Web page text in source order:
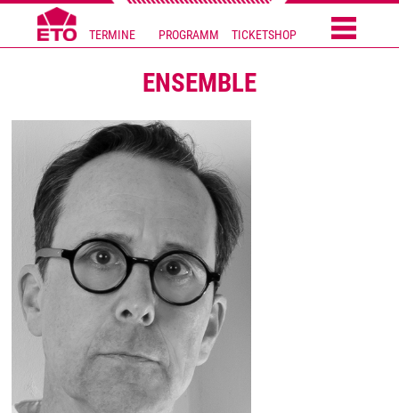
TERMINE PROGRAMM TICKETSHOP
ENSEMBLE